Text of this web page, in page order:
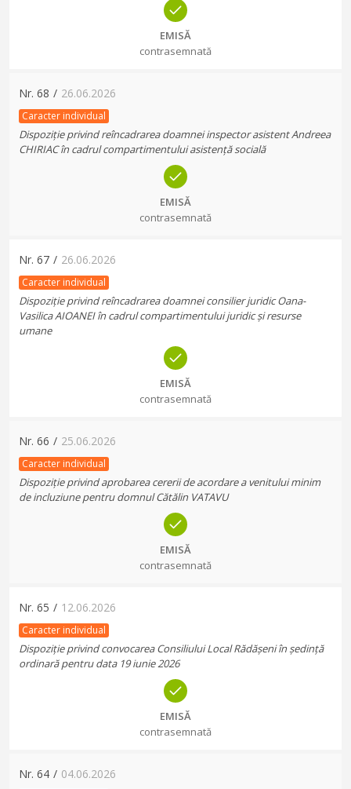
EMISĂ
contrasemnată
Nr. 68 / 26.06.2026
Caracter individual
Dispoziție privind reîncadrarea doamnei inspector asistent Andreea
CHIRIAC în cadrul compartimentului asistență socială
EMISĂ
contrasemnată
Nr. 67 / 26.06.2026
Caracter individual
Dispoziție privind reîncadrarea doamnei consilier juridic Oana-
Vasilica AIOANEI în cadrul compartimentului juridic și resurse
umane
EMISĂ
contrasemnată
Nr. 66 / 25.06.2026
Caracter individual
Dispoziție privind aprobarea cererii de acordare a venitului minim
de incluziune pentru domnul Cătălin VATAVU
EMISĂ
contrasemnată
Nr. 65 / 12.06.2026
Caracter individual
Dispoziție privind convocarea Consiliului Local Rădășeni în ședință
ordinară pentru data 19 iunie 2026
EMISĂ
contrasemnată
Nr. 64 / 04.06.2026